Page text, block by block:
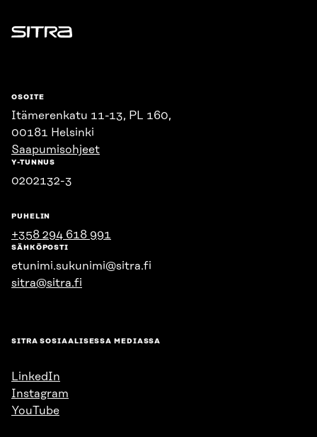
Sitra
OSOITE
Itämerenkatu 11-13, PL 160,
00181 Helsinki
Saapumisohjeet
Y-TUNNUS
0202132-3
PUHELIN
+358 294 618 991
SÄHKÖPOSTI
etunimi.sukunimi@sitra.fi
sitra@sitra.fi
SITRA SOSIAALISESSA MEDIASSA
LinkedIn
Instagram
YouTube